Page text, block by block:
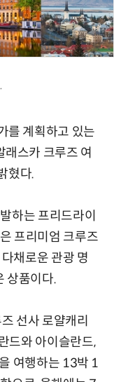
를 계획하고 있는
스카 크루즈 여
혔다.
하는 프리드라이
프리미엄 크루즈
채로운 관광 명
상품이다.
선사 로얄캐리
드와 아이슬란드,
여행하는 13박 1